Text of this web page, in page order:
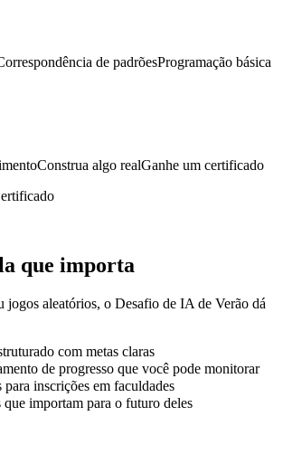
de padrõesProgramação básica
Construa algo realGanhe um certificado
que importa
jogos aleatórios, o Desafio de IA de Verão dá
com metas claras
de progresso que você pode monitorar
inscrições em faculdades
importam para o futuro deles